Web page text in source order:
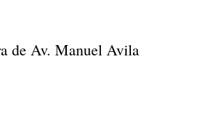
de Av. Manuel Avila